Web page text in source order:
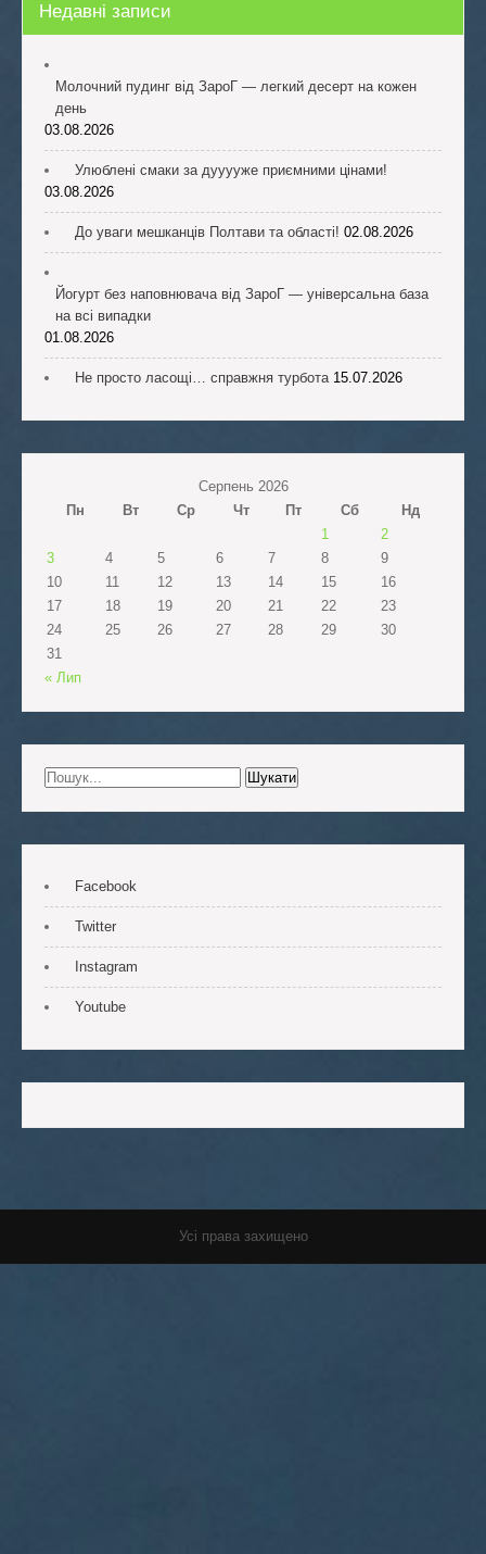
Недавні записи
Молочний пудинг від ЗароГ — легкий десерт на кожен
день
03.08.2026
Улюблені смаки за дууууже приємними цінами!
03.08.2026
До уваги мешканців Полтави та області! 02.08.2026
Йогурт без наповнювача від ЗароГ — універсальна база
на всі випадки
01.08.2026
Не просто ласощі… справжня турбота 15.07.2026
Серпень 2026
Пн
Вт Ср Чт Пт Сб
Нд
1
2
3
4 5 6 7 8
9
10
11 12 13 14 15
16
17
18 19 20 21 22
23
24
25 26 27 28 29
30
31
« Лип
Facebook
Twitter
Instagram
Youtube
Усі права захищено